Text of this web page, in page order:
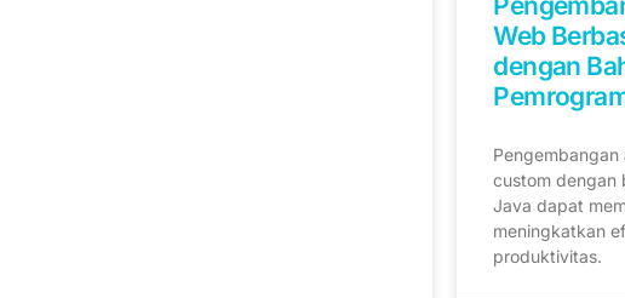
Web
dengan
custom dengan
Java dapat
meningkatkan
produktivitas.